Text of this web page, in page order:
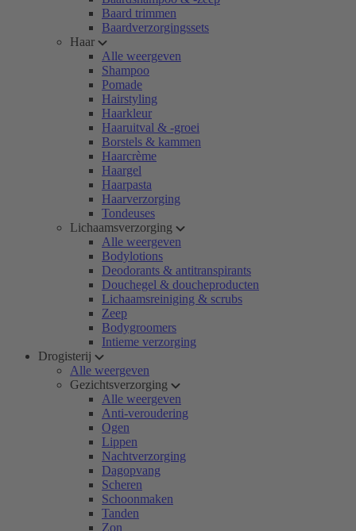
Baard trimmen
Baardverzorgingssets
Haar
Alle weergeven
Shampoo
Pomade
Hairstyling
Haarkleur
Haaruitval & -groei
Borstels & kammen
Haarcrème
Haargel
Haarpasta
Haarverzorging
Tondeuses
Lichaamsverzorging
Alle weergeven
Bodylotions
Deodorants & antitranspirants
Douchegel & doucheproducten
Lichaamsreiniging & scrubs
Zeep
Bodygroomers
Intieme verzorging
Drogisterij
Alle weergeven
Gezichtsverzorging
Alle weergeven
Anti-veroudering
Ogen
Lippen
Nachtverzorging
Dagopvang
Scheren
Schoonmaken
Tanden
Zon